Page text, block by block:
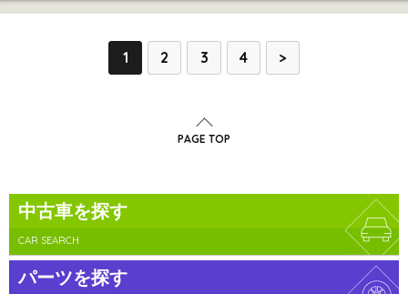
1 2 3 4 >
PAGE TOP
中古車を探す
CAR SEARCH
パーツを探す